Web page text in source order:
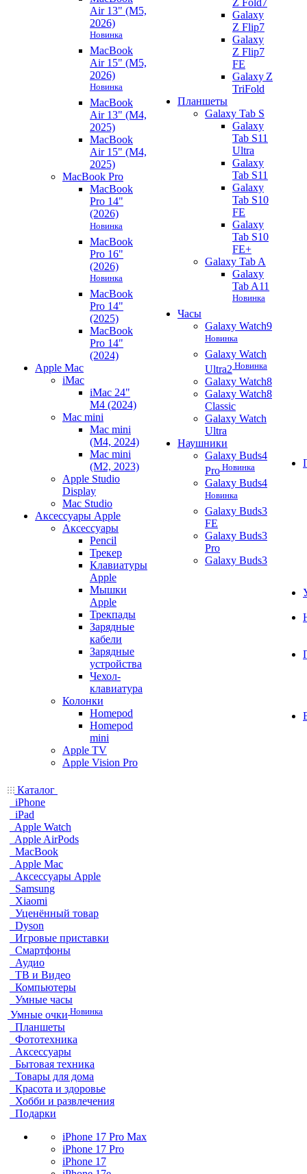
Air 13" (M5,
2026)
Новинка
MacBook
Air 15" (M5,
2026)
Новинка
MacBook
Air 13" (M4,
2025)
MacBook
Air 15" (M4,
2025)
MacBook Pro
MacBook
Pro 14"
(2026)
Новинка
MacBook
Pro 16"
(2026)
Новинка
MacBook
Pro 14"
(2025)
MacBook
Pro 14"
(2024)
Apple Mac
iMac
iMac 24"
M4 (2024)
Mac mini
Mac mini
(M4, 2024)
Mac mini
(M2, 2023)
Apple Studio
Display
Mac Studio
Аксессуары Apple
Аксессуары
Pencil
Трекер
Клавиатуры
Apple
Мышки
Apple
Трекпады
Зарядные
кабели
Зарядные
устройства
Чехол-
клавиатура
Колонки
Homepod
Homepod
mini
Apple TV
Apple Vision Pro
Z Fold7
Galaxy
Z Flip7
Galaxy
Z Flip7
FE
Galaxy Z
TriFold
Планшеты
Galaxy Tab S
Galaxy
Tab S11
Ultra
Galaxy
Tab S11
Galaxy
Tab S10
FE
Galaxy
Tab S10
FE+
Galaxy Tab A
Galaxy
Tab A11
Новинка
Часы
Galaxy Watch9
Новинка
Galaxy Watch
Ultra2 Новинка
Galaxy Watch8
Galaxy Watch8
Classic
Galaxy Watch
Ultra
Наушники
Galaxy Buds4
Pro Новинка
Galaxy Buds4
Новинка
Galaxy Buds3
FE
Galaxy Buds3
Pro
Galaxy Buds3
Каталог
iPhone
iPad
Apple Watch
Apple AirPods
MacBook
Apple Mac
Аксессуары Apple
Samsung
Xiaomi
Уценённый товар
Dyson
Игровые приставки
Смартфоны
Аудио
ТВ и Видео
Компьютеры
Умные часы
Умные очки Новинка
Планшеты
Фототехника
Аксессуары
Бытовая техника
Товары для дома
Красота и здоровье
Хобби и развлечения
Подарки
iPhone 17 Pro Max
iPhone 17 Pro
iPhone 17